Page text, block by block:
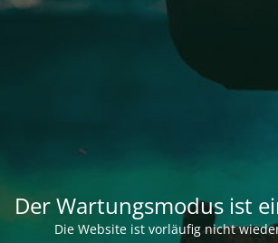
Der Wartungsmodus ist
Die Website ist vorläufig nicht